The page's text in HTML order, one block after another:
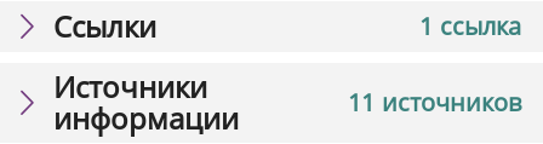
1 ссылка
Ссылки
11 источников
Источники
информации